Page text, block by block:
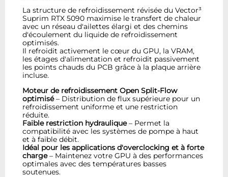
La structure de refroidissement révisée du Vector³
Suprim RTX 5090 maximise le transfert de chaleur
avec un réseau d'ailettes élargi et des chemins
d'écoulement du liquide de refroidissement
optimisés.
Il refroidit activement le cœur du GPU, la VRAM,
les étages d'alimentation et refroidit passivement
les points chauds du PCB grâce à la plaque arrière
incluse.
Moteur de refroidissement Open Split-Flow
optimisé– Distribution de flux supérieure pour un
refroidissement uniforme et une restriction
réduite.
Faible restriction hydraulique– Permet la
compatibilité avec les systèmes de pompe à haut
et à faible débit.
Idéal pour les applications d'overclocking et à forte
charge– Maintenez votre GPU à des performances
optimales avec des températures basses
soutenues.